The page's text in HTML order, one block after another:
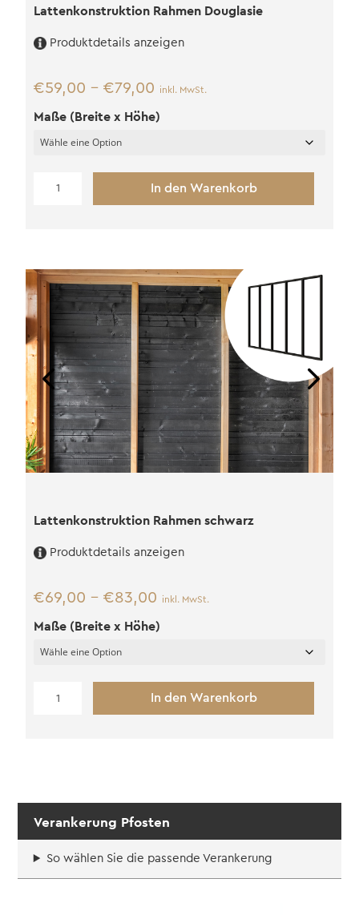
Lattenkonstruktion Rahmen Douglasie
Produktdetails anzeigen
€59,00 – €79,00 inkl. MwSt.
Maße (Breite x Höhe)
Lattenkonstruktion
In den Warenkorb
Lattenkonstruktion Rahmen schwarz
Produktdetails anzeigen
€69,00 – €83,00 inkl. MwSt.
Maße (Breite x Höhe)
In den Warenkorb
Verankerung Pfosten
So wählen Sie die passende Verankerung